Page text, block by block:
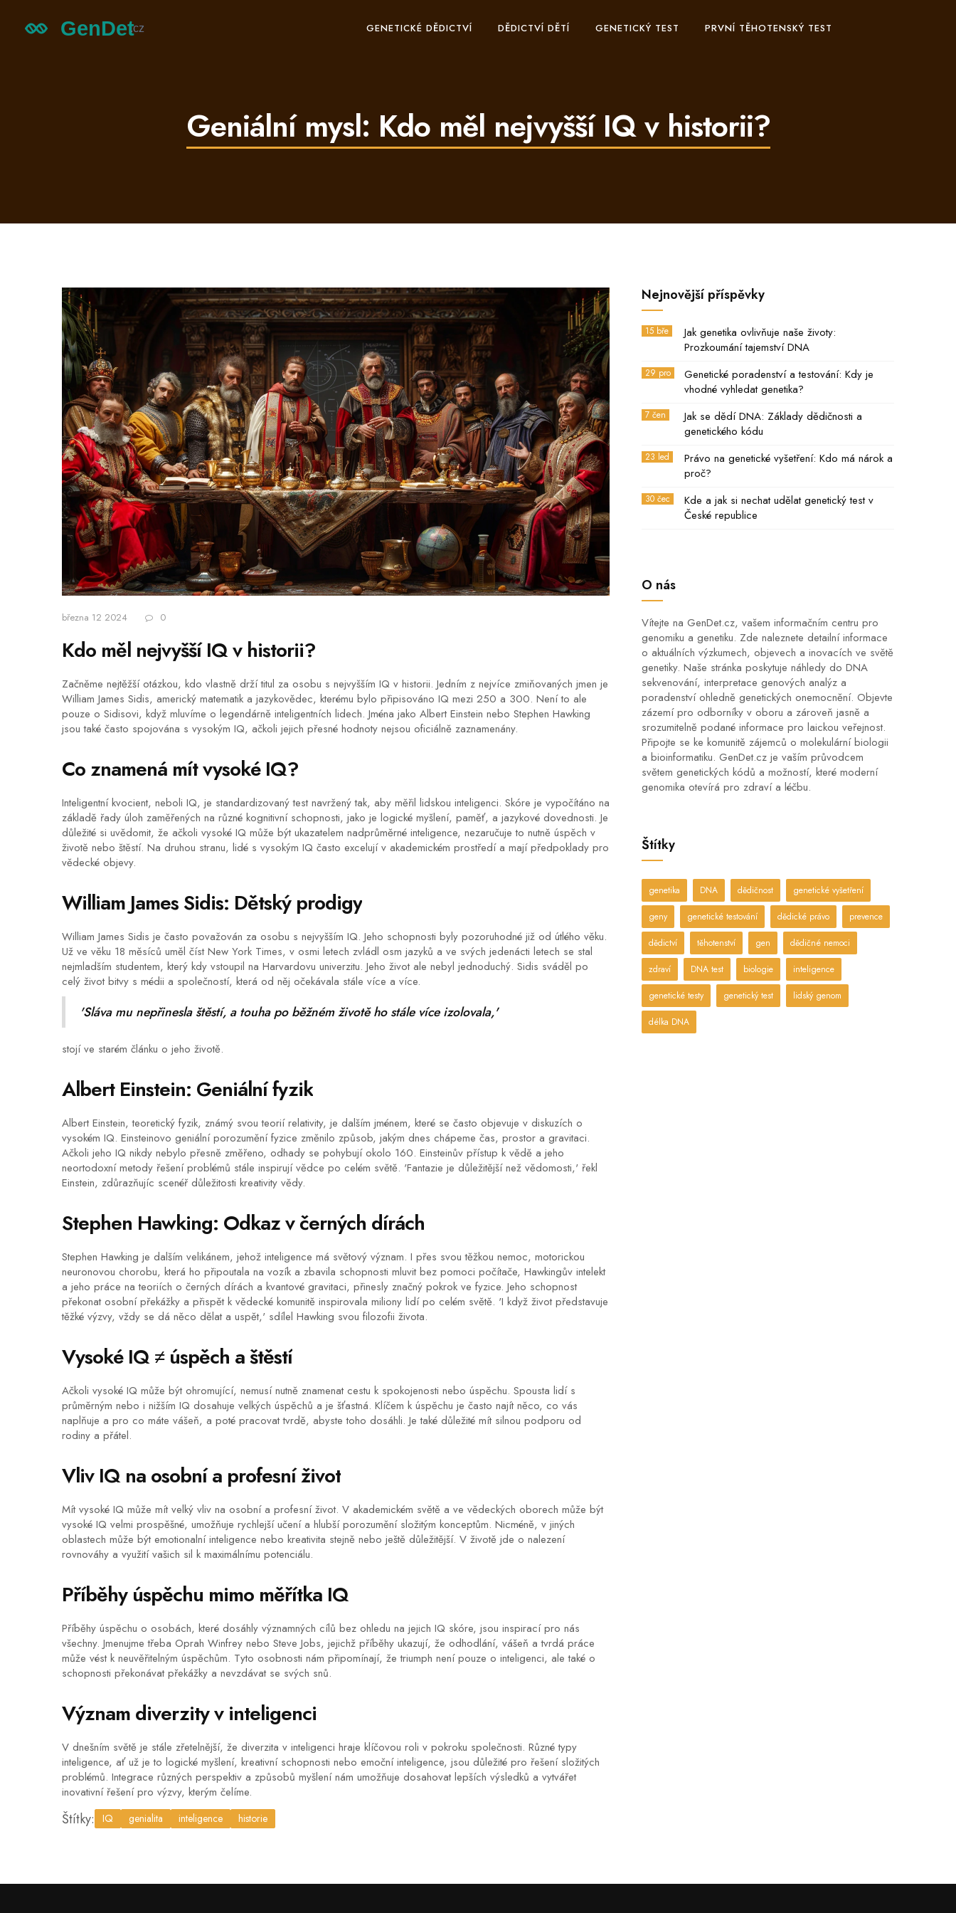
GENETICKÉ DĚDICTVÍ DĚDICTVÍ DĚTÍ GENETICKÝ TEST PRVNÍ TĚHOTENSKÝ TEST
Geniální mysl: Kdo měl nejvyšší IQ v historii?
března 12 2024 0
Kdo měl nejvyšší IQ v historii?
Začněme nejtěžší otázkou, kdo vlastně drží titul za osobu s nejvyšším IQ v historii. Jedním z nejvíce zmiňovaných jmen je
William James Sidis, americký matematik a jazykovědec, kterému bylo připisováno IQ mezi 250 a 300. Není to ale
pouze o Sidisovi, když mluvíme o legendárně inteligentních lidech. Jména jako Albert Einstein nebo Stephen Hawking
jsou také často spojována s vysokým IQ, ačkoli jejich přesné hodnoty nejsou oficiálně zaznamenány.
Co znamená mít vysoké IQ?
Inteligentní kvocient, neboli IQ, je standardizovaný test navržený tak, aby měřil lidskou inteligenci. Skóre je vypočítáno na
základě řady úloh zaměřených na různé kognitivní schopnosti, jako je logické myšlení, paměť, a jazykové dovednosti. Je
důležité si uvědomit, že ačkoli vysoké IQ může být ukazatelem nadprůměrné inteligence, nezaručuje to nutně úspěch v
životě nebo štěstí. Na druhou stranu, lidé s vysokým IQ často excelují v akademickém prostředí a mají předpoklady pro
vědecké objevy.
William James Sidis: Dětský prodigy
William James Sidis je často považován za osobu s nejvyšším IQ. Jeho schopnosti byly pozoruhodné již od útlého věku.
Už ve věku 18 měsíců uměl číst New York Times, v osmi letech zvládl osm jazyků a ve svých jedenácti letech se stal
nejmladším studentem, který kdy vstoupil na Harvardovu univerzitu. Jeho život ale nebyl jednoduchý. Sidis sváděl po
celý život bitvy s médii a společností, která od něj očekávala stále více a více.
'Sláva mu nepřinesla štěstí, a touha po běžném životě ho stále více izolovala,'
stojí ve starém článku o jeho životě.
Albert Einstein: Geniální fyzik
Albert Einstein, teoretický fyzik, známý svou teorií relativity, je dalším jménem, které se často objevuje v diskuzích o
vysokém IQ. Einsteinovo geniální porozumění fyzice změnilo způsob, jakým dnes chápeme čas, prostor a gravitaci.
Ačkoli jeho IQ nikdy nebylo přesně změřeno, odhady se pohybují okolo 160. Einsteinův přístup k vědě a jeho
neortodoxní metody řešení problémů stále inspirují vědce po celém světě. 'Fantazie je důležitější než vědomosti,' řekl
Einstein, zdůrazňujíc scenéř důležitosti kreativity vědy.
Stephen Hawking: Odkaz v černých dírách
Stephen Hawking je dalším velikánem, jehož inteligence má světový význam. I přes svou těžkou nemoc, motorickou
neuronovou chorobu, která ho připoutala na vozík a zbavila schopnosti mluvit bez pomoci počítače, Hawkingův intelekt
a jeho práce na teoriích o černých dírách a kvantové gravitaci, přinesly značný pokrok ve fyzice. Jeho schopnost
překonat osobní překážky a přispět k vědecké komunitě inspirovala miliony lidí po celém světě. 'I když život představuje
těžké výzvy, vždy se dá něco dělat a uspět,' sdílel Hawking svou filozofii života.
Vysoké IQ ≠ úspěch a štěstí
Ačkoli vysoké IQ může být ohromující, nemusí nutně znamenat cestu k spokojenosti nebo úspěchu. Spousta lidí s
průměrným nebo i nižším IQ dosahuje velkých úspěchů a je šťastná. Klíčem k úspěchu je často najít něco, co vás
naplňuje a pro co máte vášeň, a poté pracovat tvrdě, abyste toho dosáhli. Je také důležité mít silnou podporu od
rodiny a přátel.
Vliv IQ na osobní a profesní život
Mít vysoké IQ může mít velký vliv na osobní a profesní život. V akademickém světě a ve vědeckých oborech může být
vysoké IQ velmi prospěšné, umožňuje rychlejší učení a hlubší porozumění složitým konceptům. Nicméně, v jiných
oblastech může být emotionalní inteligence nebo kreativita stejně nebo ještě důležitější. V životě jde o nalezení
rovnováhy a využití vašich sil k maximálnímu potenciálu.
Příběhy úspěchu mimo měřítka IQ
Příběhy úspěchu o osobách, které dosáhly významných cílů bez ohledu na jejich IQ skóre, jsou inspirací pro nás
všechny. Jmenujme třeba Oprah Winfrey nebo Steve Jobs, jejichž příběhy ukazují, že odhodlání, vášeň a tvrdá práce
může vést k neuvěřitelným úspěchům. Tyto osobnosti nám připomínají, že triumph není pouze o inteligenci, ale také o
schopnosti překonávat překážky a nevzdávat se svých snů.
Význam diverzity v inteligenci
V dnešním světě je stále zřetelnější, že diverzita v inteligenci hraje klíčovou roli v pokroku společnosti. Různé typy
inteligence, ať už je to logické myšlení, kreativní schopnosti nebo emoční inteligence, jsou důležité pro řešení složitých
problémů. Integrace různých perspektiv a způsobů myšlení nám umožňuje dosahovat lepších výsledků a vytvářet
inovativní řešení pro výzvy, kterým čelíme.
Štítky: IQ genialita inteligence historie
Nejnovější příspěvky
15 bře
Jak genetika ovlivňuje naše životy:
Prozkoumání tajemství DNA
29 pro
Genetické poradenství a testování: Kdy je
vhodné vyhledat genetika?
7 čen
Jak se dědí DNA: Základy dědičnosti a
genetického kódu
23 led
Právo na genetické vyšetření: Kdo má nárok a
proč?
30 čec
Kde a jak si nechat udělat genetický test v
České republice
O nás
Vítejte na GenDet.cz, vašem informačním centru pro
genomiku a genetiku. Zde naleznete detailní informace
o aktuálních výzkumech, objevech a inovacích ve světě
genetiky. Naše stránka poskytuje náhledy do DNA
sekvenování, interpretace genových analýz a
poradenství ohledně genetických onemocnění. Objevte
zázemí pro odborníky v oboru a zároveň jasně a
srozumitelně podané informace pro laickou veřejnost.
Připojte se ke komunitě zájemců o molekulární biologii
a bioinformatiku. GenDet.cz je vaším průvodcem
světem genetických kódů a možností, které moderní
genomika otevírá pro zdraví a léčbu.
Štítky
genetika DNA dědičnost genetické vyšetření
geny genetické testování dědické právo prevence
dědictví těhotenství gen dědičné nemoci
zdraví DNA test biologie inteligence
genetické testy genetický test lidský genom
délka DNA